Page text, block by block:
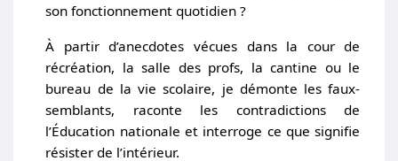
son fonctionnement quotidien ?
À partir d’anecdotes vécues dans la cour de
récréation, la salle des profs, la cantine ou le
bureau de la vie scolaire, je démonte les faux-
semblants, raconte les contradictions de
l’Éducation nationale et interroge ce que signifie
résister de l’intérieur.